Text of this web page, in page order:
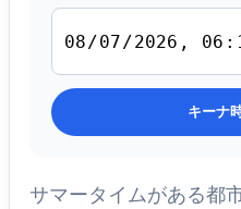
キーナ
サマータイムがある都